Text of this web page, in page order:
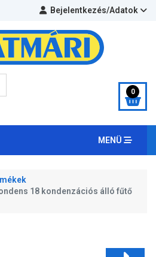
Bejelentkezés/Adatok
0
MENÜ
18 kondenzációs álló fűtő